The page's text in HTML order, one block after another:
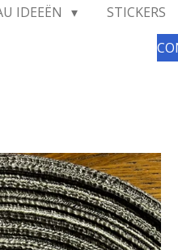
IDEEËN
STICKERS